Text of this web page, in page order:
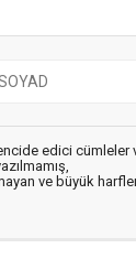
edici cümleler
ve büyük